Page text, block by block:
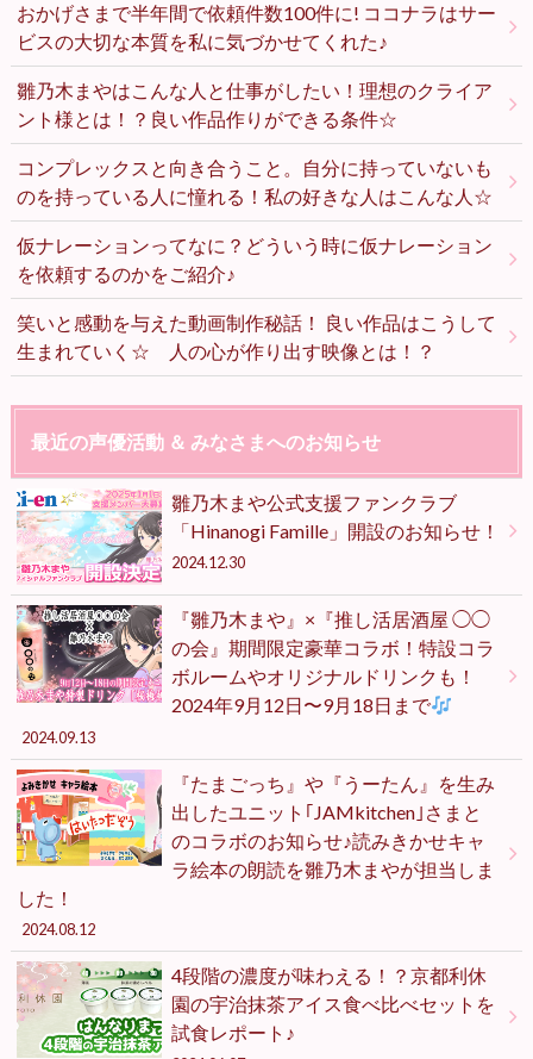
おかげさまで半年間で依頼件数100件に! ココナラはサー
ビスの大切な本質を私に気づかせてくれた♪
雛乃木まやはこんな人と仕事がしたい！理想のクライア
ント様とは！？良い作品作りができる条件☆
コンプレックスと向き合うこと。自分に持っていないも
のを持っている人に憧れる！私の好きな人はこんな人☆
仮ナレーションってなに？どういう時に仮ナレーション
を依頼するのかをご紹介♪
笑いと感動を与えた動画制作秘話！ 良い作品はこうして
生まれていく☆ 人の心が作り出す映像とは！？
最近の声優活動 ＆ みなさまへのお知らせ
雛乃木まや公式支援ファンクラブ
「Hinanogi Famille」開設のお知らせ！
2024.12.30
『雛乃木まや』×『推し活居酒屋 ◯◯
の会』期間限定豪華コラボ！特設コラ
ボルームやオリジナルドリンクも！
2024年9月12日〜9月18日まで
2024.09.13
『たまごっち』や『うーたん』を生み
出したユニット｢JAMkitchen｣さまと
のコラボのお知らせ♪読みきかせキャ
ラ絵本の朗読を雛乃木まやが担当しま
した！
2024.08.12
4段階の濃度が味わえる！？京都利休
園の宇治抹茶アイス食べ比べセットを
試食レポート♪